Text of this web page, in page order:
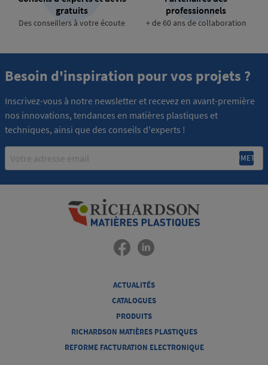
gratuits
Des conseillers à votre écoute
professionnels
+ de 60 ans de collaboration
Besoin d'inspiration pour vos projets ?
Inscrivez-vous à notre newsletter et recevez en avant-première
nos innovations, tendances en matières plastiques et
techniques, ainsi que des conseils d'experts !
ACTUALITÉS
CATALOGUES
PRODUITS
RICHARDSON MATIÈRES PLASTIQUES
REFORME FACTURATION ELECTRONIQUE